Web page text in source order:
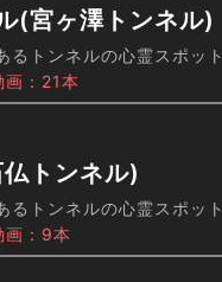
(宮ヶ澤トンネル)
るトンネルの心霊スポット
：21本
仏トンネル)
るトンネルの心霊スポット
：9本